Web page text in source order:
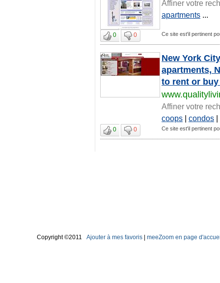
Affiner votre
apartments ...
0 0 Ce site est'il pertinent
New York
apartments,
to rent or
Affiner votre
coops | condos |
0 0 Ce site est'il pertinent
Copyright ©2011 Ajouter à mes favoris meeZoom en page